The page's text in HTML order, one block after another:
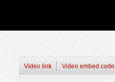
Video link Video embed code